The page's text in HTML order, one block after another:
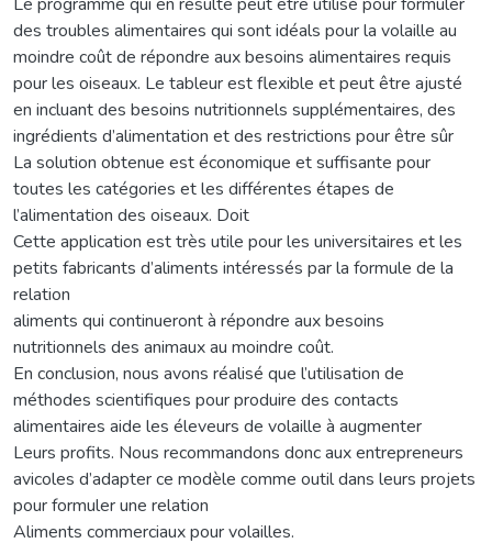
des troubles alimentaires qui sont idéals pour la volaille au
moindre coût de répondre aux besoins alimentaires requis
pour les oiseaux. Le tableur est flexible et peut être ajusté
en incluant des besoins nutritionnels supplémentaires, des
ingrédients d’alimentation et des restrictions pour être sûr
La solution obtenue est économique et suffisante pour
toutes les catégories et les différentes étapes de
l’alimentation des oiseaux. Doit
Cette application est très utile pour les universitaires et les
petits fabricants d’aliments intéressés par la formule de la
relation
aliments qui continueront à répondre aux besoins
nutritionnels des animaux au moindre coût.
En conclusion, nous avons réalisé que l’utilisation de
méthodes scientifiques pour produire des contacts
alimentaires aide les éleveurs de volaille à augmenter
Leurs profits. Nous recommandons donc aux entrepreneurs
avicoles d’adapter ce modèle comme outil dans leurs projets
pour formuler une relation
Aliments commerciaux pour volailles.